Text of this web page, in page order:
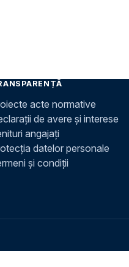
acte normative
de avere și interese
angajați
datelor personale
și condiții